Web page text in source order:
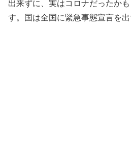
出来ずに、実はコロナだったか
す。国は全国に緊急事態宣言を出